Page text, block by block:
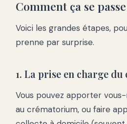
Comment ça se
Voici les grandes étapes,
prenne par surprise.
1. La prise en charge du
Vous pouvez apporter
au crématorium, ou faire